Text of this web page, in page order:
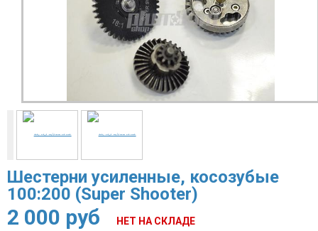
Шестерни усиленные, косозубые
100:200 (Super Shooter)
2 000 руб НЕТ НА СКЛАДЕ